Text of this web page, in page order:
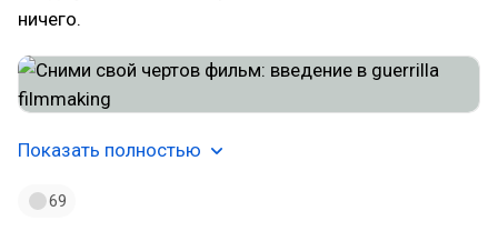
ничего.
Показать полностью
69